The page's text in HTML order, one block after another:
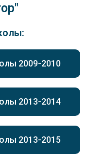
2009-2010
2013-2014
2013-2015